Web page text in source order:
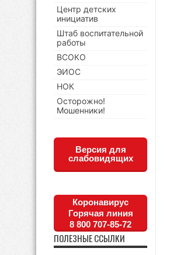
Центр детских
инициатив
Штаб воспитательной
работы
ВСОКО
ЭИОС
НОК
Осторожно!
Мошенники!
Версия для
слабовидящих
Коронавирус
Горячая линия
8 800 707-85-72
ПОЛЕЗНЫЕ ССЫЛКИ